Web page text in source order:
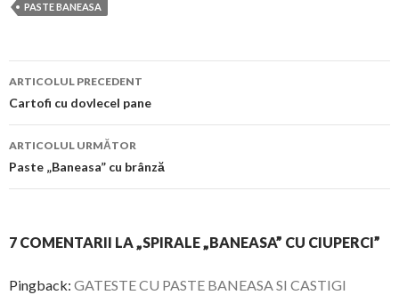
PASTE BANEASA
Navigare
în
articol
ARTICOLUL PRECEDENT
Cartofi cu dovlecel pane
ARTICOLUL URMĂTOR
Paste „Baneasa” cu brânză
7 COMENTARII LA „SPIRALE „BANEASA” CU CIUPERCI”
Pingback: GATESTE CU PASTE BANEASA SI CASTIGI